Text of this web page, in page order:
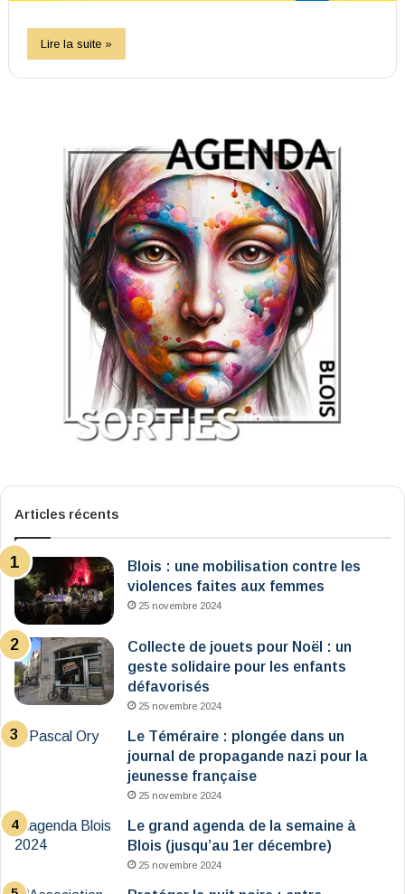
Lire la suite »
Articles récents
Blois : une mobilisation contre les
violences faites aux femmes
25 novembre 2024
Collecte de jouets pour Noël : un
geste solidaire pour les enfants
défavorisés
25 novembre 2024
Le Téméraire : plongée dans un
journal de propagande nazi pour la
jeunesse française
25 novembre 2024
Le grand agenda de la semaine à
Blois (jusqu’au 1er décembre)
25 novembre 2024